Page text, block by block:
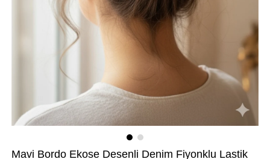
Mavi Bordo Ekose Desenli Denim Fiyonklu Lastik